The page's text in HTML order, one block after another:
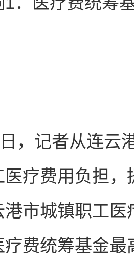
记者从连云港
医疗费用负担
港市城镇职工
疗费统筹基金